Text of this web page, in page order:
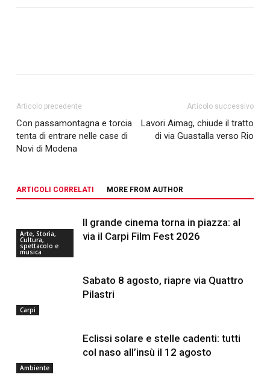
Articolo precedente
Con passamontagna e torcia
tenta di entrare nelle case di
Novi di Modena
Articolo successivo
Lavori Aimag, chiude il tratto
di via Guastalla verso Rio
ARTICOLI CORRELATI MORE FROM AUTHOR
Arte, Storia,
Cultura,
spettacolo e
musica
Il grande cinema torna in piazza: al
via il Carpi Film Fest 2026
Carpi
Sabato 8 agosto, riapre via Quattro
Pilastri
Ambiente
Eclissi solare e stelle cadenti: tutti
col naso all’insù il 12 agosto